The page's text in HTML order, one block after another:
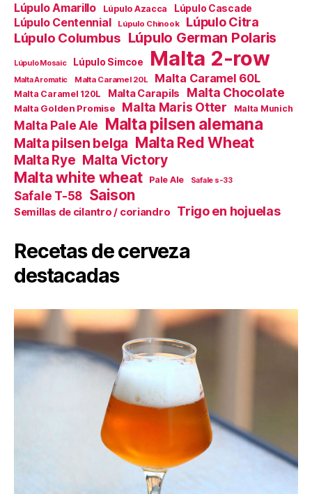
Lúpulo Amarillo Lúpulo Azacca Lúpulo Cascade
Lúpulo Centennial Lúpulo Chinook Lúpulo Citra
Lúpulo Columbus Lúpulo German Polaris
Lúpulo Mosaic Lúpulo Simcoe Malta 2-row
Malta Aromatic Malta Caramel 20L Malta Caramel 60L
Malta Caramel 120L Malta Carapils Malta Chocolate
Malta Golden Promise Malta Maris Otter Malta Munich
Malta Pale Ale Malta pilsen alemana
Malta pilsen belga Malta Red Wheat
Malta Rye Malta Victory
Malta white wheat Pale Ale Safale s-33
Safale T-58 Saison
Semillas de cilantro / coriandro Trigo en hojuelas
Recetas de cerveza
destacadas